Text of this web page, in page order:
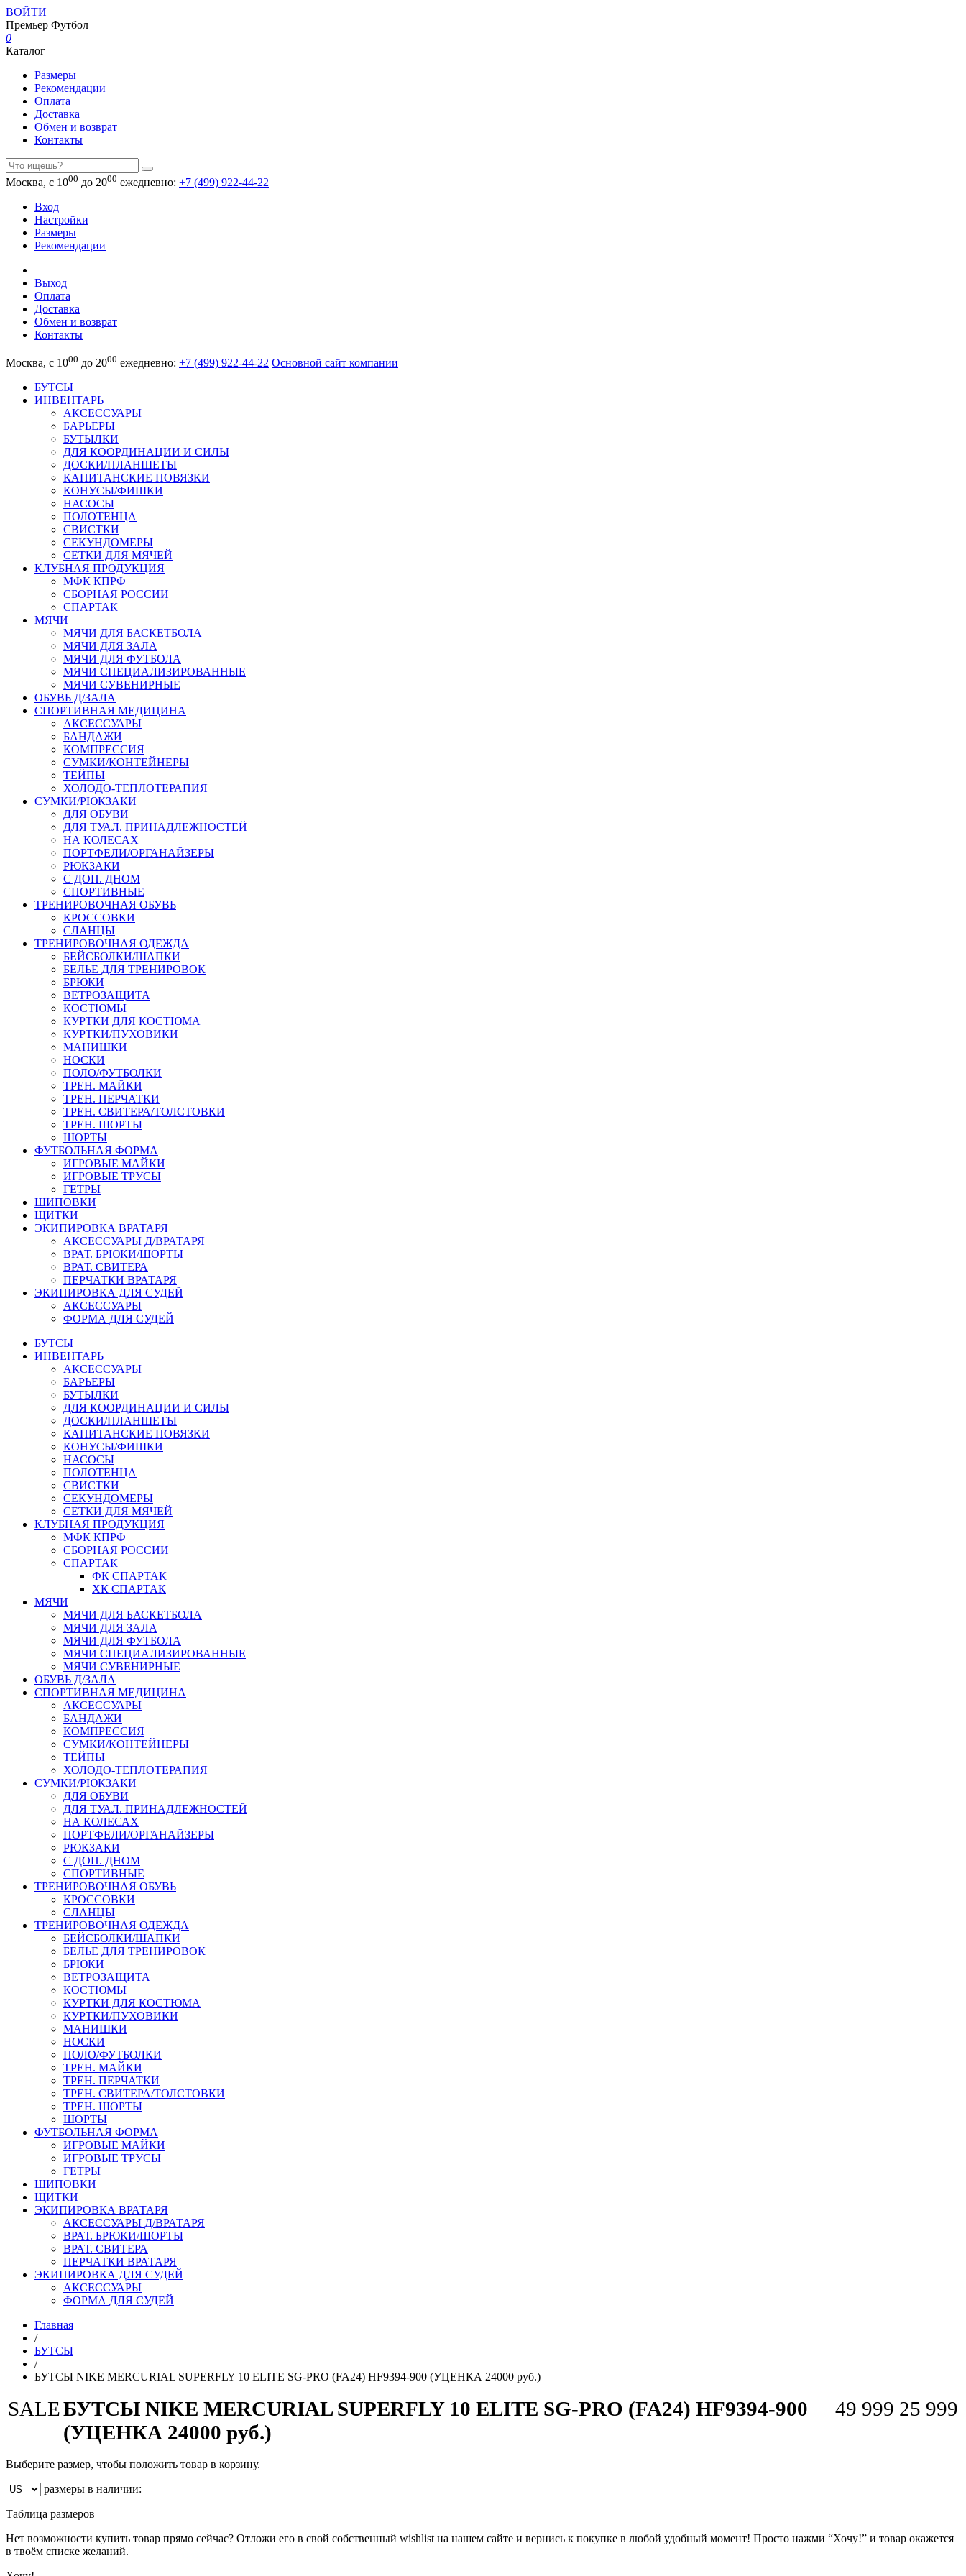
ВОЙТИ
Премьер Футбол
0
Каталог
Размеры
Рекомендации
Оплата
Доставка
Обмен и возврат
Контакты
Москва, с 1000 до 2000 ежедневно: +7 (499) 922-44-22
Вход
Настройки
Размеры
Рекомендации
Выход
Оплата
Доставка
Обмен и возврат
Контакты
Москва, с 1000 до 2000 ежедневно: +7 (499) 922-44-22 Основной сайт компании
БУТСЫ
ИНВЕНТАРЬ
АКСЕССУАРЫ
БАРЬЕРЫ
БУТЫЛКИ
ДЛЯ КООРДИНАЦИИ И СИЛЫ
ДОСКИ/ПЛАНШЕТЫ
КАПИТАНСКИЕ ПОВЯЗКИ
КОНУСЫ/ФИШКИ
НАСОСЫ
ПОЛОТЕНЦА
СВИСТКИ
СЕКУНДОМЕРЫ
СЕТКИ ДЛЯ МЯЧЕЙ
КЛУБНАЯ ПРОДУКЦИЯ
МФК КПРФ
СБОРНАЯ РОССИИ
СПАРТАК
МЯЧИ
МЯЧИ ДЛЯ БАСКЕТБОЛА
МЯЧИ ДЛЯ ЗАЛА
МЯЧИ ДЛЯ ФУТБОЛА
МЯЧИ СПЕЦИАЛИЗИРОВАННЫЕ
МЯЧИ СУВЕНИРНЫЕ
ОБУВЬ Д/ЗАЛА
СПОРТИВНАЯ МЕДИЦИНА
АКСЕССУАРЫ
БАНДАЖИ
КОМПРЕССИЯ
СУМКИ/КОНТЕЙНЕРЫ
ТЕЙПЫ
ХОЛОДО-ТЕПЛОТЕРАПИЯ
СУМКИ/РЮКЗАКИ
ДЛЯ ОБУВИ
ДЛЯ ТУАЛ. ПРИНАДЛЕЖНОСТЕЙ
НА КОЛЕСАХ
ПОРТФЕЛИ/ОРГАНАЙЗЕРЫ
РЮКЗАКИ
С ДОП. ДНОМ
СПОРТИВНЫЕ
ТРЕНИРОВОЧНАЯ ОБУВЬ
КРОССОВКИ
СЛАНЦЫ
ТРЕНИРОВОЧНАЯ ОДЕЖДА
БЕЙСБОЛКИ/ШАПКИ
БЕЛЬЕ ДЛЯ ТРЕНИРОВОК
БРЮКИ
ВЕТРОЗАЩИТА
КОСТЮМЫ
КУРТКИ ДЛЯ КОСТЮМА
КУРТКИ/ПУХОВИКИ
МАНИШКИ
НОСКИ
ПОЛО/ФУТБОЛКИ
ТРЕН. МАЙКИ
ТРЕН. ПЕРЧАТКИ
ТРЕН. СВИТЕРА/ТОЛСТОВКИ
ТРЕН. ШОРТЫ
ШОРТЫ
ФУТБОЛЬНАЯ ФОРМА
ИГРОВЫЕ МАЙКИ
ИГРОВЫЕ ТРУСЫ
ГЕТРЫ
ШИПОВКИ
ЩИТКИ
ЭКИПИРОВКА ВРАТАРЯ
АКСЕССУАРЫ Д/ВРАТАРЯ
ВРАТ. БРЮКИ/ШОРТЫ
ВРАТ. СВИТЕРА
ПЕРЧАТКИ ВРАТАРЯ
ЭКИПИРОВКА ДЛЯ СУДЕЙ
АКСЕССУАРЫ
ФОРМА ДЛЯ СУДЕЙ
БУТСЫ
ИНВЕНТАРЬ
АКСЕССУАРЫ
БАРЬЕРЫ
БУТЫЛКИ
ДЛЯ КООРДИНАЦИИ И СИЛЫ
ДОСКИ/ПЛАНШЕТЫ
КАПИТАНСКИЕ ПОВЯЗКИ
КОНУСЫ/ФИШКИ
НАСОСЫ
ПОЛОТЕНЦА
СВИСТКИ
СЕКУНДОМЕРЫ
СЕТКИ ДЛЯ МЯЧЕЙ
КЛУБНАЯ ПРОДУКЦИЯ
МФК КПРФ
СБОРНАЯ РОССИИ
СПАРТАК
ФК СПАРТАК
ХК СПАРТАК
МЯЧИ
МЯЧИ ДЛЯ БАСКЕТБОЛА
МЯЧИ ДЛЯ ЗАЛА
МЯЧИ ДЛЯ ФУТБОЛА
МЯЧИ СПЕЦИАЛИЗИРОВАННЫЕ
МЯЧИ СУВЕНИРНЫЕ
ОБУВЬ Д/ЗАЛА
СПОРТИВНАЯ МЕДИЦИНА
АКСЕССУАРЫ
БАНДАЖИ
КОМПРЕССИЯ
СУМКИ/КОНТЕЙНЕРЫ
ТЕЙПЫ
ХОЛОДО-ТЕПЛОТЕРАПИЯ
СУМКИ/РЮКЗАКИ
ДЛЯ ОБУВИ
ДЛЯ ТУАЛ. ПРИНАДЛЕЖНОСТЕЙ
НА КОЛЕСАХ
ПОРТФЕЛИ/ОРГАНАЙЗЕРЫ
РЮКЗАКИ
С ДОП. ДНОМ
СПОРТИВНЫЕ
ТРЕНИРОВОЧНАЯ ОБУВЬ
КРОССОВКИ
СЛАНЦЫ
ТРЕНИРОВОЧНАЯ ОДЕЖДА
БЕЙСБОЛКИ/ШАПКИ
БЕЛЬЕ ДЛЯ ТРЕНИРОВОК
БРЮКИ
ВЕТРОЗАЩИТА
КОСТЮМЫ
КУРТКИ ДЛЯ КОСТЮМА
КУРТКИ/ПУХОВИКИ
МАНИШКИ
НОСКИ
ПОЛО/ФУТБОЛКИ
ТРЕН. МАЙКИ
ТРЕН. ПЕРЧАТКИ
ТРЕН. СВИТЕРА/ТОЛСТОВКИ
ТРЕН. ШОРТЫ
ШОРТЫ
ФУТБОЛЬНАЯ ФОРМА
ИГРОВЫЕ МАЙКИ
ИГРОВЫЕ ТРУСЫ
ГЕТРЫ
ШИПОВКИ
ЩИТКИ
ЭКИПИРОВКА ВРАТАРЯ
АКСЕССУАРЫ Д/ВРАТАРЯ
ВРАТ. БРЮКИ/ШОРТЫ
ВРАТ. СВИТЕРА
ПЕРЧАТКИ ВРАТАРЯ
ЭКИПИРОВКА ДЛЯ СУДЕЙ
АКСЕССУАРЫ
ФОРМА ДЛЯ СУДЕЙ
Главная
/
БУТСЫ
/
БУТСЫ NIKE MERCURIAL SUPERFLY 10 ELITE SG-PRO (FA24) HF9394-900 (УЦЕНКА 24000 руб.)
SALEБУТСЫ NIKE MERCURIAL SUPERFLY 10 ELITE SG-PRO (FA24) HF9394-900
(УЦЕНКА 24000 руб.)
49 999 25 999
Выберите размер, чтобы положить товар в корзину.
размеры в наличии:
Таблица размеров
Нет возможности купить товар прямо сейчас? Отложи его в свой собственный wishlist на нашем сайте и вернись к покупке в любой удобный момент! Просто нажми “Хочу!” и товар окажется
в твоём списке желаний.